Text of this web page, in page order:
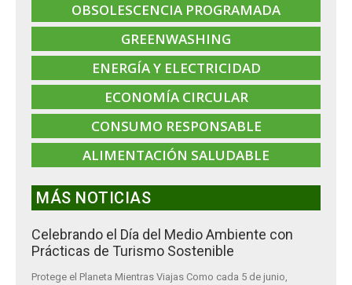
OBSOLESCENCIA PROGRAMADA
GREENWASHING
ENERGÍA Y ELECTRICIDAD
ECONOMÍA CIRCULAR
CONSUMO RESPONSABLE
ALIMENTACIÓN SALUDABLE
MÁS NOTICIAS
Celebrando el Día del Medio Ambiente con
Prácticas de Turismo Sostenible
Protege el Planeta Mientras Viajas Como cada 5 de junio,